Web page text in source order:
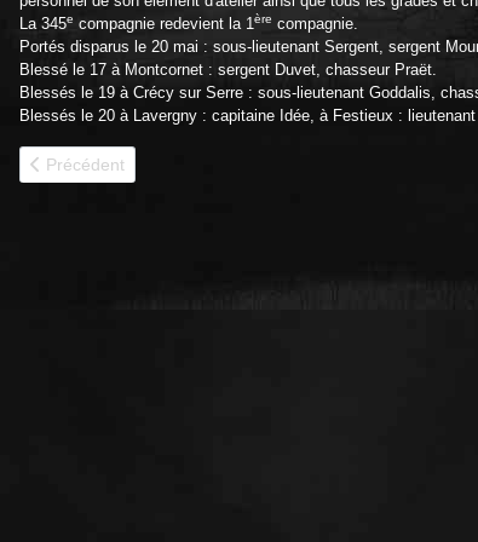
La 345e compagnie redevient la 1ère compagnie.
Portés disparus le 20 mai : sous-lieutenant Sergent, sergent
Blessé le 17 à Montcornet : sergent Duvet, chasseur Praët.
Blessés le 19 à Crécy sur Serre : sous-lieutenant Goddalis,
Blessés le 20 à Lavergny : capitaine Idée, à Festieux :
Article précédent : 1940 - 346e CACC
Précédent